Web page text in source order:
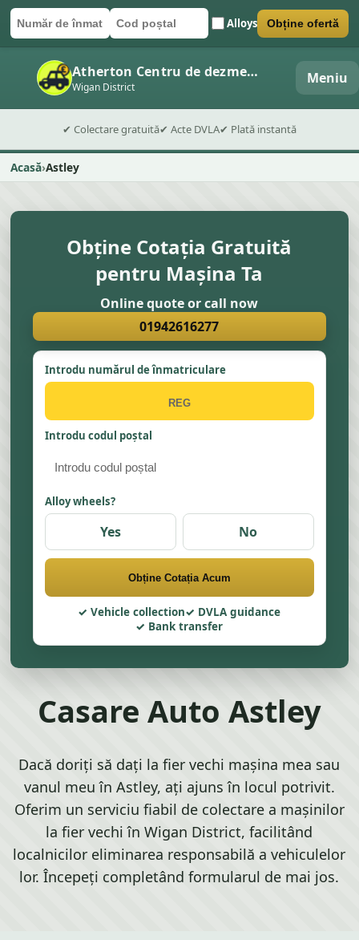
Număr de înmatriculare
Cod poștal Alloys
Trimite formularul Obține ofertă
Atherton Centru de dezmembrări auto
Wigan District Meniu
✔ Colectare gratuită✔ Acte DVLA✔ Plată instantă
Acasă Astley
Obține Cotația Gratuită
pentru Mașina Ta
Online quote or call now
01942616277
Introdu numărul de înmatriculare
Introdu codul poștal
Alloy wheels?
Yes No
Obține Cotația Acum
Vehicle collection
DVLA guidance
Bank transfer
Casare Auto Astley
Dacă doriți să dați la fier vechi mașina mea sau
vanul meu în Astley, ați ajuns în locul potrivit.
Oferim un serviciu fiabil de colectare a mașinilor
la fier vechi în Wigan District, facilitând
localnicilor eliminarea responsabilă a vehiculelor
lor. Începeți completând formularul de mai jos.